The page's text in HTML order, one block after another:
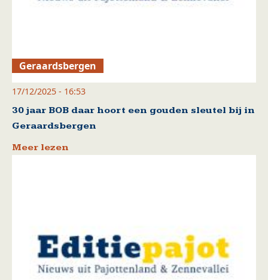
Geraardsbergen
17/12/2025 - 16:53
30 jaar BOB daar hoort een gouden sleutel bij in
Geraardsbergen
Meer lezen